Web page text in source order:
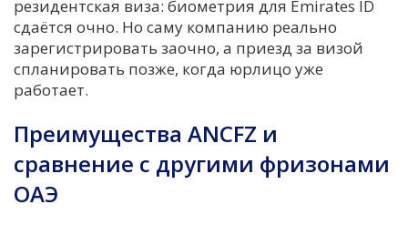
резидентская виза: биометрия для Emirates ID
сдаётся очно. Но саму компанию реально
зарегистрировать заочно, а приезд за визой
спланировать позже, когда юрлицо уже
работает.
Преимущества ANCFZ и
сравнение с другими фризонами
ОАЭ